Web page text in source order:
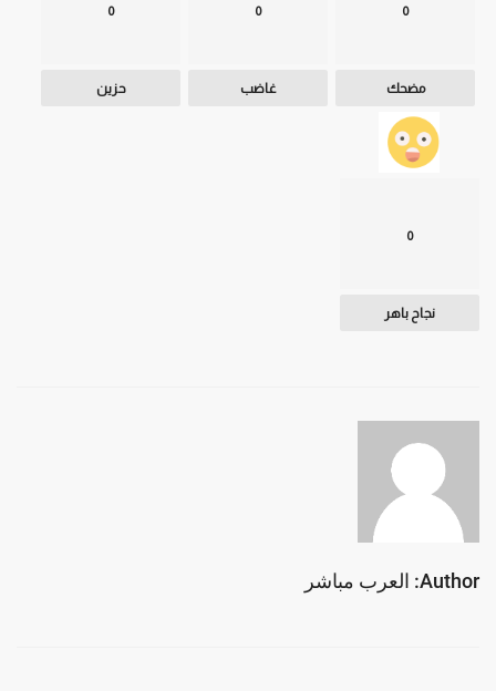
0
مضحك
0
غاضب
0
حزين
0
نجاح باهر
Author: العرب مباشر